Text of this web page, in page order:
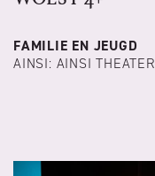
FAMILIE EN JEUGD
AINSI: AINSI THEATER